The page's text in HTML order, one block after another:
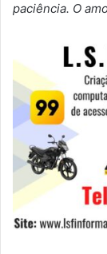
paciência. O